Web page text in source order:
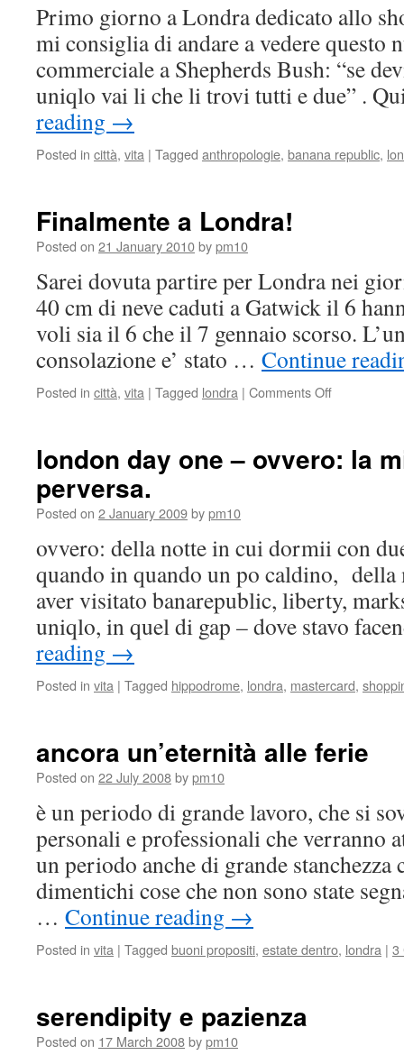
Primo giorno a Londra dedicato allo
mi consiglia di andare a vedere questo
commerciale a Shepherds Bush: “se
uniqlo vai li che li trovi tutti e due” .
reading →
Posted in città, vita | Tagged anthropologie, banana republic,
Finalmente a Londra!
Posted on 21 January 2010bypm10
Sarei dovuta partire per Londra nei
40 cm di neve caduti a Gatwick il 6
voli sia il 6 che il 7 gennaio scorso.
consolazione e’ stato … Continue
Posted in città, vita | Tagged londra | Comments Off
Londra!
london day one – ovvero: la
perversa.
Posted on 2 January 2009bypm10
ovvero: della notte in cui dormii con
quando in quando un po caldino,
aver visitato banarepublic, liberty,
uniqlo, in quel di gap – dove stavo
reading →
Posted in vita | Tagged hippodrome, londra, mastercard,
ancora un’eternità alle ferie
Posted on 22 July 2008bypm10
è un periodo di grande lavoro, che si
personali e professionali che verranno
un periodo anche di grande stanchezza
dimentichi cose che non sono state
… Continue reading →
Posted in vita | Tagged buoni propositi, estate dentro, londra | 3
serendipity e pazienza
Posted on 17 March 2008bypm10